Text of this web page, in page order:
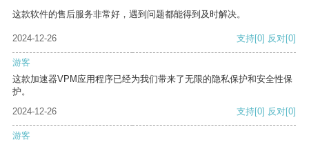
这款软件的售后服务非常好，遇到问题都能得到及时解决。
2024-12-26 支持[0] 反对[0]
游客
这款加速器VPM应用程序已经为我们带来了无限的隐私保护和安全性保
护。
2024-12-26
支持[0] 反对[0]
游客